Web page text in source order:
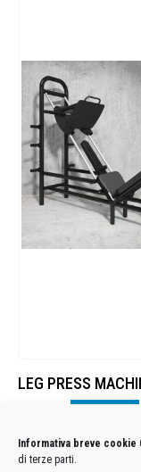
Informativa breve cookie
di terze parti.